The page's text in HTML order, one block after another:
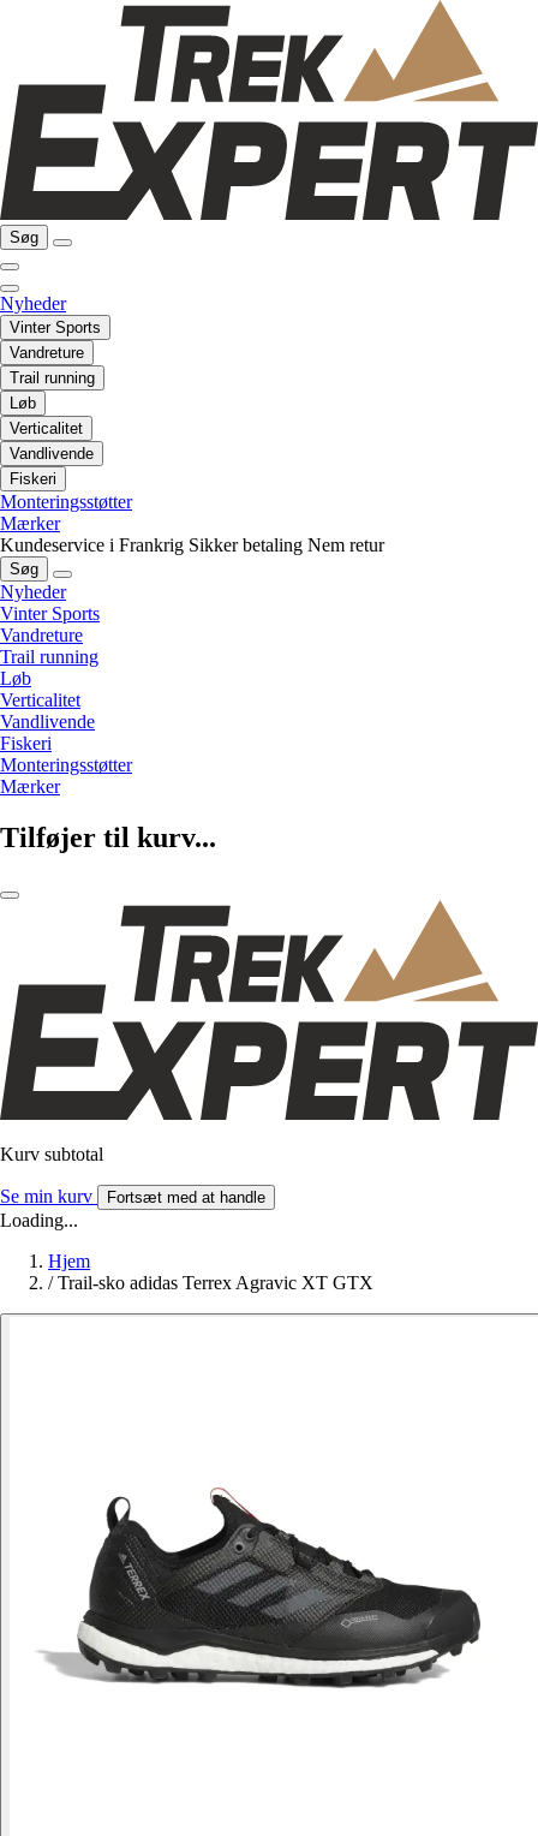
Søg
Nyheder
Vinter Sports
Vandreture
Trail running
Løb
Verticalitet
Vandlivende
Fiskeri
Monteringsstøtter
Mærker
Kundeservice i Frankrig Sikker betaling Nem retur
Søg
Nyheder
Vinter Sports
Vandreture
Trail running
Løb
Verticalitet
Vandlivende
Fiskeri
Monteringsstøtter
Mærker
Tilføjer til kurv...
Kurv subtotal
Se min kurv Fortsæt med at handle
Loading...
Hjem
/ Trail-sko adidas Terrex Agravic XT GTX